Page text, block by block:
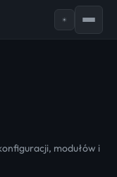
☀
modułów i